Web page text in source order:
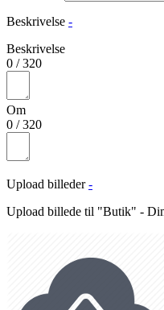
Beskrivelse -
Beskrivelse
0 /320
Om
0 /320
Upload billeder -
Upload billede til "Butik" -